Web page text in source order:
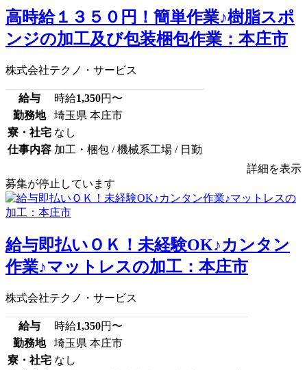
高時給１３５０円！簡単作業♪樹脂スポ
ンジの加工及び包装梱包作業：本庄市
株式会社テクノ・サービス
給与 時給1,350円〜
勤務地
埼玉県 本庄市
寮・社宅 なし
仕事内容 加工・梱包 / 機械系工場 / 日勤
詳細を表示
募集が停止しています
給与即払いＯＫ！未経験OK♪カンタン
作業♪マットレスの加工：本庄市
株式会社テクノ・サービス
給与 時給1,350円〜
勤務地
埼玉県 本庄市
寮・社宅 なし